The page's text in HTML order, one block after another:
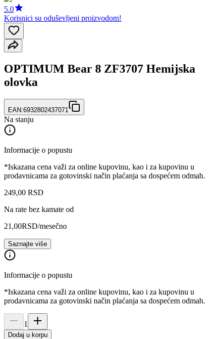
5.0
Korisnici su oduševljeni proizvodom!
OPTIMUM Bear 8 ZF3707 Hemijska
olovka
EAN:6932802437071
Na stanju
Informacije o popustu
*Iskazana cena važi za online kupovinu, kao i za kupovinu u
prodavnicama za gotovinski način plaćanja sa dospećem odmah.
249,00 RSD
Na rate bez kamate od
21,00RSD/mesečno
Saznajte više
Informacije o popustu
*Iskazana cena važi za online kupovinu, kao i za kupovinu u
prodavnicama za gotovinski način plaćanja sa dospećem odmah.
1
Dodaj u korpu